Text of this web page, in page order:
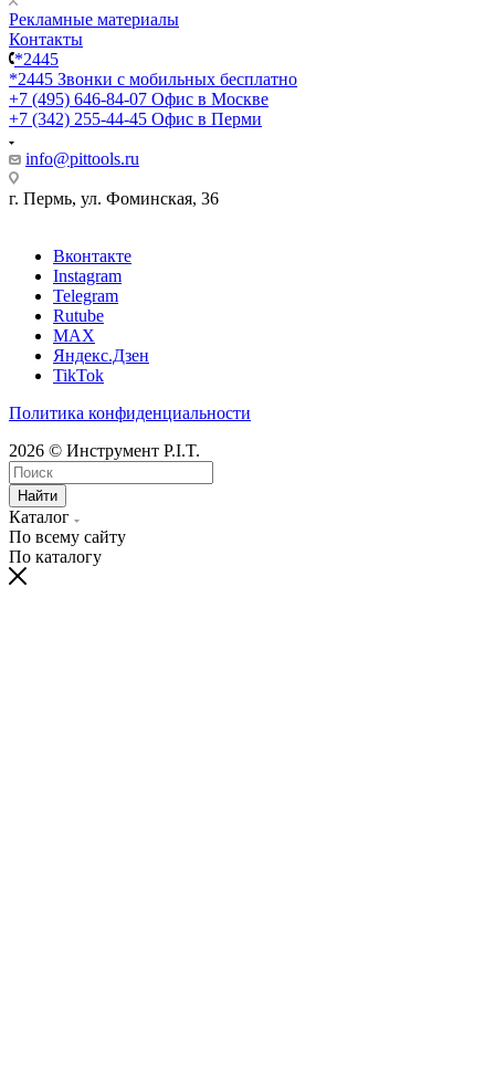
Рекламные материалы
Контакты
*2445
*2445 Звонки с мобильных бесплатно
+7 (495) 646-84-07 Офис в Москве
+7 (342) 255-44-45 Офис в Перми
info@pittools.ru
г. Пермь, ул. Фоминская, 36
Вконтакте
Instagram
Telegram
Rutube
MAX
Яндекс.Дзен
TikTok
Политика конфиденциальности
2026 © Инструмент P.I.T.
Найти
Каталог
По всему сайту
По каталогу